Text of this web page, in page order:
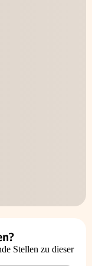
Stellen zu dieser